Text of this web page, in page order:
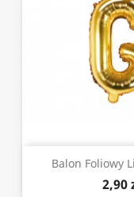
Balon Foliowy
2,90